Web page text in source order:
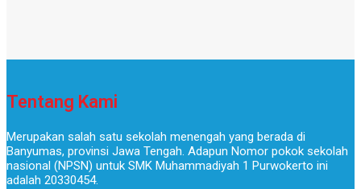
Tentang Kami
Merupakan salah satu sekolah menengah yang berada di
Banyumas, provinsi Jawa Tengah. Adapun Nomor pokok sekolah
nasional (NPSN) untuk SMK Muhammadiyah 1 Purwokerto ini
adalah 20330454.